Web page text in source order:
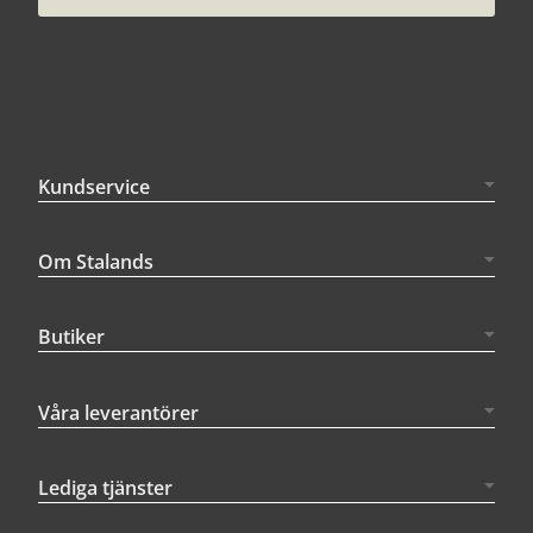
Kundservice
Om Stalands
Butiker
Våra leverantörer
Lediga tjänster